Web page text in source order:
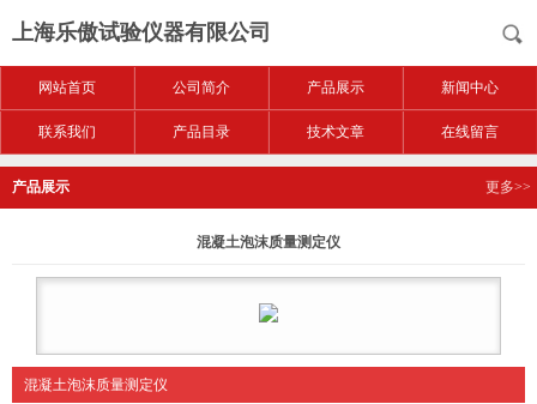
上海乐傲试验仪器有限公司
网站首页 公司简介 产品展示 新闻中心
联系我们 产品目录 技术文章 在线留言
产品展示 更多>>
混凝土泡沫质量测定仪
混凝土泡沫质量测定仪